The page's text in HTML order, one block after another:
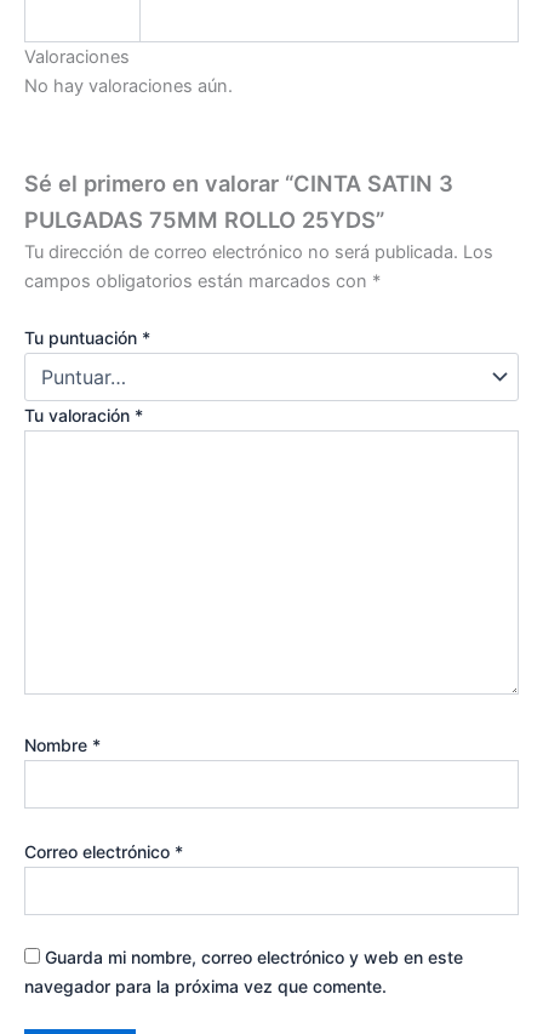
Valoraciones
No hay valoraciones aún.
Sé el primero en valorar “CINTA SATIN 3
PULGADAS 75MM ROLLO 25YDS”
Tu dirección de correo electrónico no será publicada. Los
campos obligatorios están marcados con *
Tu puntuación *
Tu valoración *
Nombre *
Correo electrónico *
Guarda mi nombre, correo electrónico y web en este
navegador para la próxima vez que comente.